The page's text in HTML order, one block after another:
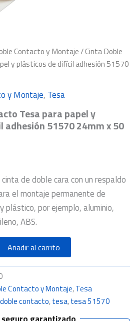
Contacto y Montaje/ Cinta Doble
y plásticos de difícil adhesión 51570
y Montaje, Tesa
Tesa para papel y
51570 24mm x 50
de doble cara con un respaldo
el montaje permanente de
por ejemplo, aluminio,
ABS.
Añadir al carrito
Contacto y Montaje,Tesa
contacto,tesa,tesa 51570